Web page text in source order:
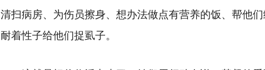
清扫病房、为伤员擦身、想办法做点有营养的饭、帮他
耐着性子给他们捉虱子。